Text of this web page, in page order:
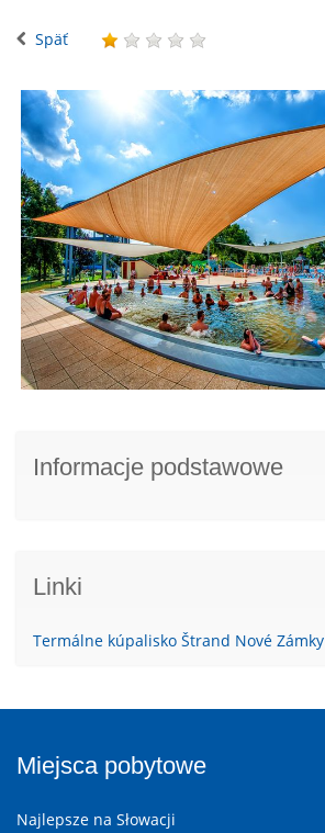
Späť
Informacje podstawowe
Linki
Termálne kúpalisko Štrand Nové Zámky
Miejsca pobytowe
Najlepsze na Słowacji